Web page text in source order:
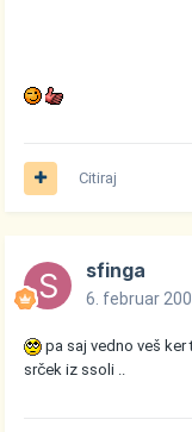
Citiraj
sfinga
6. februar
pa saj vedno veš
srček iz ssoli ..